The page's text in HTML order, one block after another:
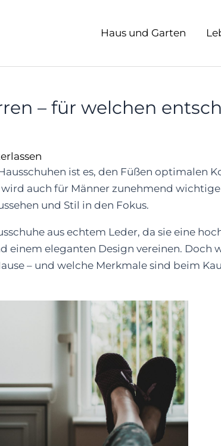
Haus und Garten
– für welchen
ist es, den Füßen optimalen
auch für Männer zunehmend
und Stil in den Fokus.
aus echtem Leder, da sie eine
einem eleganten Design vereinen. Doch
– und welche Merkmale sind beim